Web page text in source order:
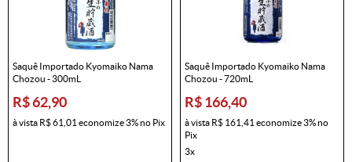
Saquê Importado Kyomaiko Nama
Chozou - 300mL
R$ 62,90
à vista R$ 61,01 economize3%no Pix
Saquê Importado Kyomaiko Nama
Chozou - 720mL
R$ 166,40
à vista R$ 161,41 economize3%no
Pix
3x